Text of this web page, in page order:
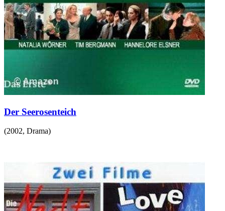
Der Seerosenteich
(2002, Drama)